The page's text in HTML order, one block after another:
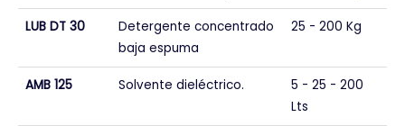
LUB DT 30
Detergente concentrado
baja espuma
25 - 200 Kg
AMB 125 Solvente dieléctrico.
5 - 25 - 200
Lts